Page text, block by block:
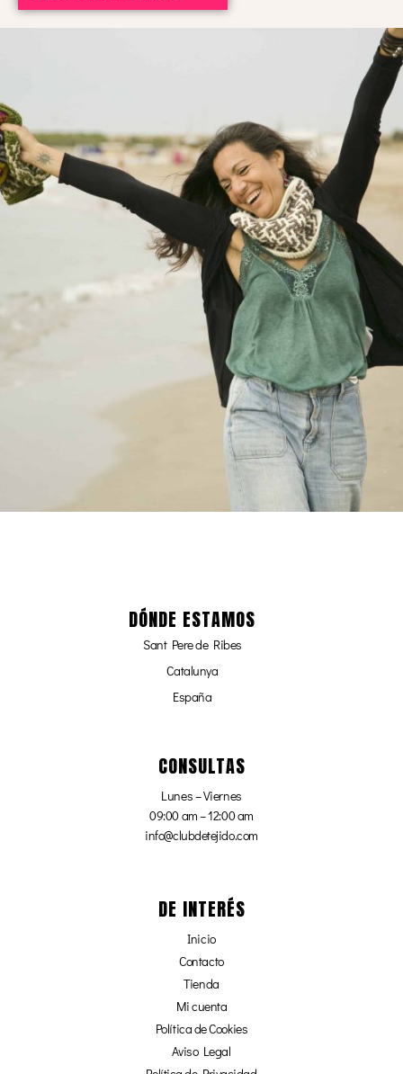
DÓNDE ESTAMOS
Sant Pere de Ribes
Catalunya
España
CONSULTAS
Lunes – Viernes
09:00 am – 12:00 am
info@clubdetejido.com
DE INTERÉS
Inicio
Contacto
Tienda
Mi cuenta
Política de Cookies
Aviso Legal